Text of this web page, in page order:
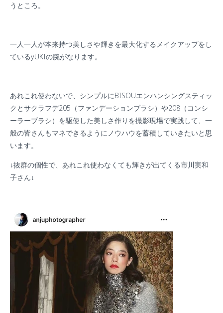
うところ。
一人一人が本来持つ美しさや輝きを最大化するメイクアップをし
ているyUKIの腕がなります。
あれこれ使わないで、シンプルにBISOUエンハンシングスティッ
クとサクラフデ205 （ファンデーションブラシ）や208 （コンシ
ーラーブラシ）を駆使した美しさ作りを撮影現場で実践して、一
般の皆さんもマネできるようにノウハウを蓄積していきたいと思
います。
↓抜群の個性で、あれこれ使わなくても輝きが出てくる市川実和
子さん↓